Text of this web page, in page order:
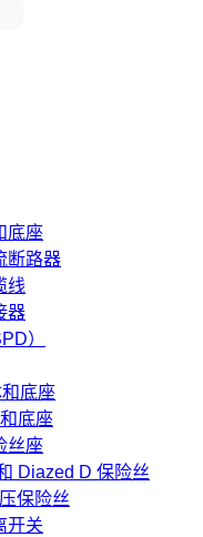
底座
断路器
线
器
）
底座
底座
丝座
Diazed D 保险丝
保险丝
开关